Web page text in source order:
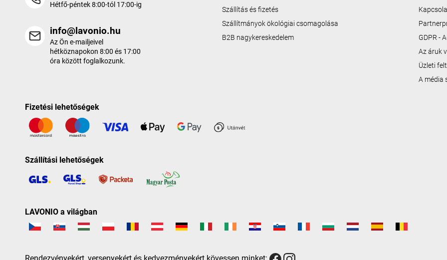
Hétfő-péntek 8:00-tól 17:00-ig
info@lavonio.hu
Az Ön e-mailjeivel
hétköznapokon 8:00 és 17:00
óra között foglalkozunk.
Szállítás és fizetés
Szállítmányok ökológiai csomagolása
B2B nagykereskedelem
GDPR -
Az áruk
Üzleti
A média
Fizetési lehetőségek
Szállítási lehetőségek
LAVONIO a világban